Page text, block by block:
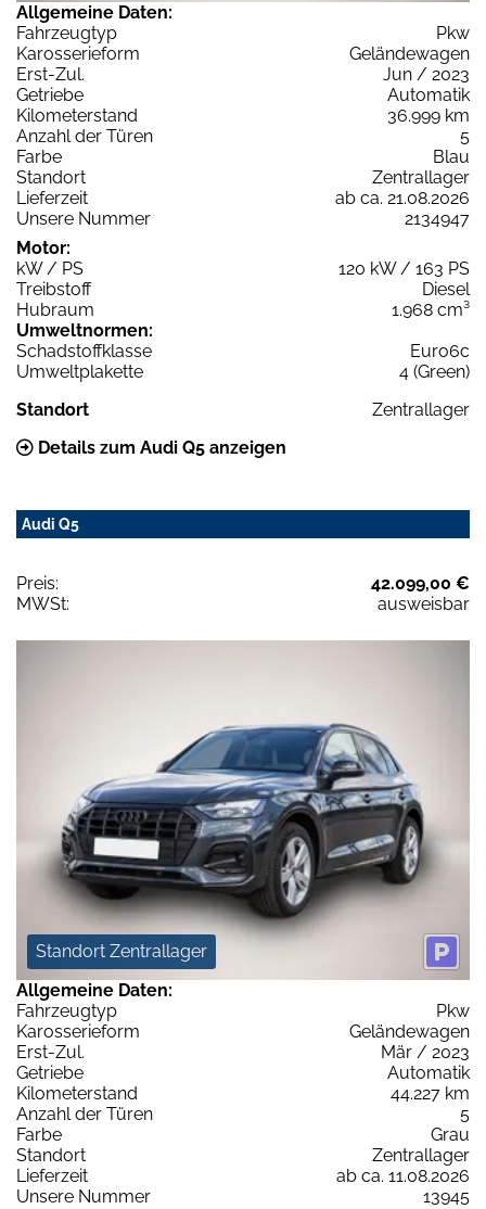
Allgemeine Daten:
Fahrzeugtyp
Pkw
Karosserieform
Geländewagen
Erst-Zul.
Jun / 2023
Getriebe
Automatik
Kilometerstand
36.999 km
Anzahl der Türen
5
Farbe
Blau
Standort
Zentrallager
Lieferzeit
ab ca. 21.08.2026
Unsere Nummer
2134947
Motor:
kW / PS
120 kW / 163 PS
Treibstoff
Diesel
Hubraum
1.968 cm³
Umweltnormen:
Schadstoffklasse
Euro6c
Umweltplakette
4 (Green)
Standort
Zentrallager
Details zum Audi Q5 anzeigen
Audi Q5
Preis:
42.099,00 €
MWSt:
ausweisbar
Standort Zentrallager
Allgemeine Daten:
Fahrzeugtyp
Pkw
Karosserieform
Geländewagen
Erst-Zul.
Mär / 2023
Getriebe
Automatik
Kilometerstand
44.227 km
Anzahl der Türen
5
Farbe
Grau
Standort
Zentrallager
Lieferzeit
ab ca. 11.08.2026
Unsere Nummer
13945